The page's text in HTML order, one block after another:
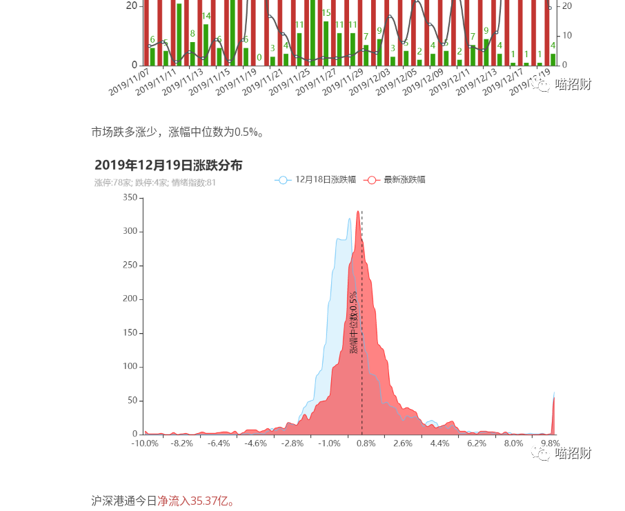
市场跌多涨少，涨幅中位数为0.5%。
沪深港通今日净流入35.37亿。